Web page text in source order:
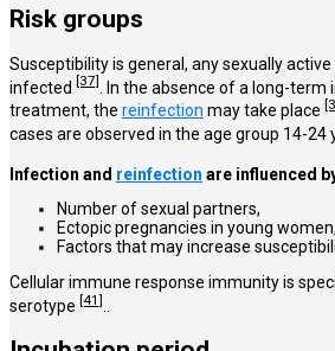
Risk groups
Susceptibility is general, any sexually
infected [37] . In the absence of a long-
treatment, the reinfection may take place
cases are observed in the age group 14-24
Infection and reinfection are influenced
Number of sexual partners,
Ectopic pregnancies in young women,
Factors that may increase
Cellular immune response immunity is
serotype [41]